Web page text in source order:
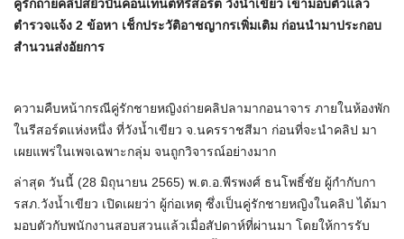
คู่รักถ่ายคลิปสยิวปั้นคอนเทนต์ที่รีสอร์ต วังน้ำเขียว เข้ามอบตัวแล้ว
ตำรวจแจ้ง 2 ข้อหา เช็กประวัติอาชญากรเพิ่มเติม ก่อนนำมาประกอบ
สำนวนส่งอัยการ
ความคืบหน้ากรณีคู่รักชายหญิงถ่ายคลิปลามากอนาจาร ภายในห้องพัก
ในรีสอร์ตแห่งหนึ่ง ที่วังน้ำเขียว จ.นครราชสีมา ก่อนที่จะนำคลิป มา
เผยแพร่ในเพจเฉพาะกลุ่ม จนถูกวิจารณ์อย่างมาก
ล่าสุด วันนี้ (28 มิถุนายน 2565) พ.ต.อ.พีรพงศ์ ธนโพธิ์ชัย ผู้กำกับกา
รสภ.วังน้ำเขียว เปิดเผยว่า ผู้ก่อเหตุ ซึ่งเป็นคู่รักชายหญิงในคลิป ได้มา
มอบตัวกับพนักงานสอบสวนแล้วเมื่อสัปดาห์ที่ผ่านมา โดยให้การรับ